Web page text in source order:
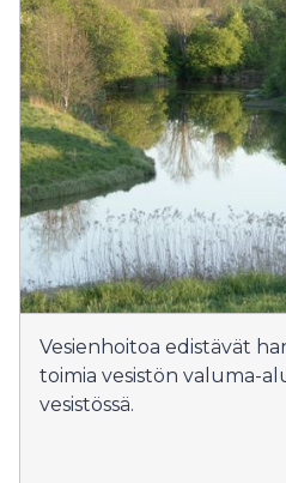
Vesienhoitoa edistävät
toimia vesistön valuma-
vesistössä.